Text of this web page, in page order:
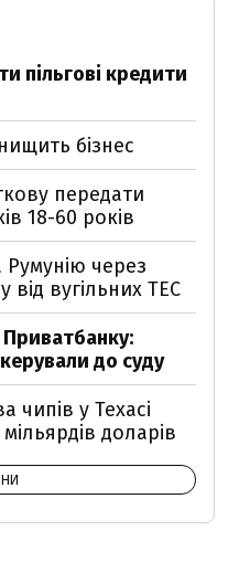
пільгові кредити
бізнес
передати
18-60 років
Румунію через
від вугільних ТЕС
Приватбанку:
до суду
чипів у Техасі
доларів